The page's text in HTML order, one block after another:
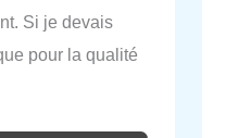
Si je devais
pour la qualité